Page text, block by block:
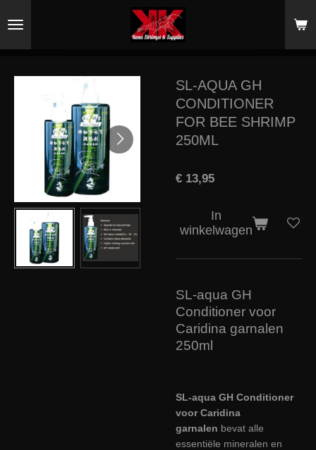
direct
hoofdinhoud
SL-AQUA GH
CONDITIONER
FOR BEE SHRIMP
250ML
€ 13,95
In
winkelwagen
SL-aqua GH
Conditioner voor
Caridina garnalen
250ml
SL-aqua GH Conditioner
voor Caridina
garnalen bevat alle
essentiële mineralen en